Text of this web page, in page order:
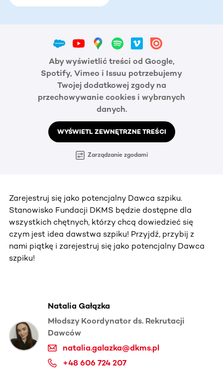
Aby wyświetlić treści od Google,
Spotify, Vimeo i Issuu potrzebujemy
Twojej dodatkowej zgody na
przechowywanie cookies i wybranych
danych.
WYŚWIETL ZEWNĘTRZNE TREŚCI
Zarządzanie zgodami
Zarejestruj się jako potencjalny Dawca szpiku.
Stanowisko Fundacji DKMS będzie dostępne dla
wszystkich chętnych, którzy chcą dowiedzieć się
czym jest idea dawstwa szpiku! Przyjdź, przybij z
nami piątkę i zarejestruj się jako potencjalny Dawca
szpiku!
Natalia Gałązka
Młodszy Koordynator ds. Rekrutacji
Dawców
natalia.galazka@dkms.pl
+48 606 724 207